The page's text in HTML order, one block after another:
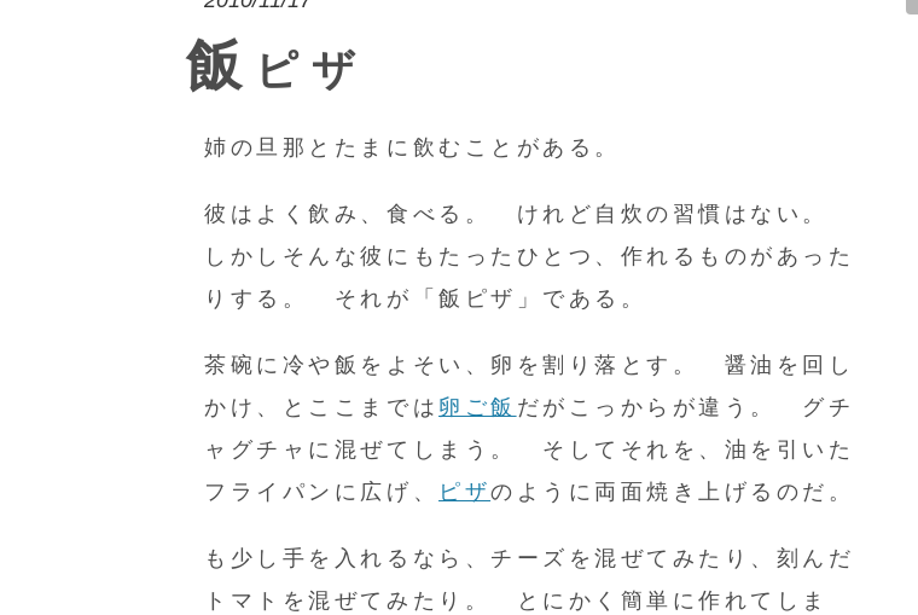
飯 ピザ
姉の旦那とたまに飲むことがある。
彼はよく飲み、食べる。 けれど自炊の習慣はない。
しかしそんな彼にもたったひとつ、作れるものがあった
りする。 それが「飯ピザ」である。
茶碗に冷や飯をよそい、卵を割り落とす。 醤油を回し
かけ、とここまでは 卵ご飯 だがこっからが違う。 グチ
ャグチャに混ぜてしまう。 そしてそれを、油を引いた
フライパンに広げ、
ピザのように両面焼き上げるのだ。
も少し手を入れるなら、チーズを混ぜてみたり、刻んだ
トマトを混ぜてみたり。 とにかく簡単に作れてしま